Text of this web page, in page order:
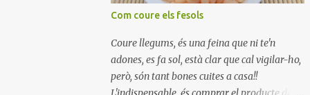
Com coure els fesols
Coure llegums, és una feina que ni te'n
adones, es fa sol, està clar que cal vigilar-ho,
però, són tant bones cuites a casa!!